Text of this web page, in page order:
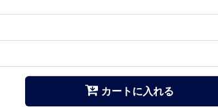
カートに入れる